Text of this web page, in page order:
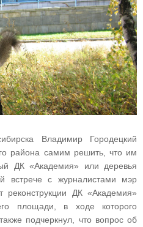
Владимир Городецкий
района самим решить, что им
ДК «Академия» или деревья
встрече с журналистами мэр
ДК «Академия»
площади, в ходе которого
подчеркнул, что вопрос об